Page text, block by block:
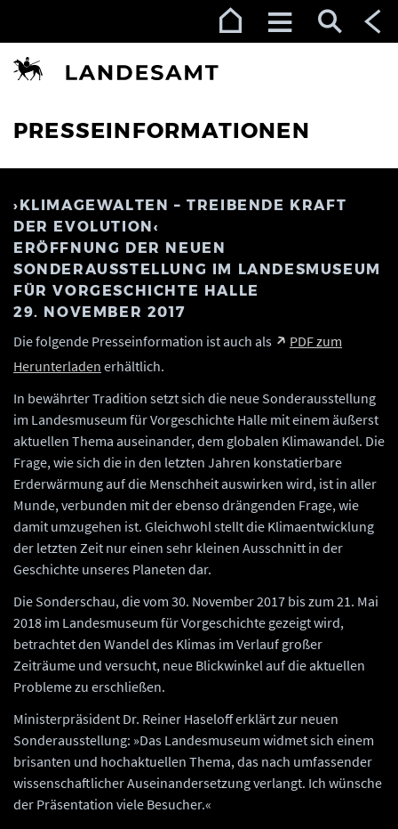
PRESSEINFORMATIONEN
›KLIMAGEWALTEN – TREIBENDE KRAFT
DER EVOLUTION‹
ERÖFFNUNG DER NEUEN
SONDERAUSSTELLUNG IM LANDESMUSEUM
FÜR VORGESCHICHTE HALLE
29. NOVEMBER 2017
Die folgende Presseinformation ist auch als
PDF zum
Herunterladen erhältlich.
In bewährter Tradition setzt sich die neue Sonderausstellung
im Landesmuseum für Vorgeschichte Halle mit einem äußerst
aktuellen Thema auseinander, dem globalen Klimawandel. Die
Frage, wie sich die in den letzten Jahren konstatierbare
Erderwärmung auf die Menschheit auswirken wird, ist in aller
Munde, verbunden mit der ebenso drängenden Frage, wie
damit umzugehen ist. Gleichwohl stellt die Klimaentwicklung
der letzten Zeit nur einen sehr kleinen Ausschnitt in der
Geschichte unseres Planeten dar.
Die Sonderschau, die vom 30. November 2017 bis zum 21. Mai
2018 im Landesmuseum für Vorgeschichte gezeigt wird,
betrachtet den Wandel des Klimas im Verlauf großer
Zeiträume und versucht, neue Blickwinkel auf die aktuellen
Probleme zu erschließen.
Ministerpräsident Dr. Reiner Haseloff erklärt zur neuen
Sonderausstellung: »Das Landesmuseum widmet sich einem
brisanten und hochaktuellen Thema, das nach umfassender
wissenschaftlicher Auseinandersetzung verlangt. Ich wünsche
der Präsentation viele Besucher.«